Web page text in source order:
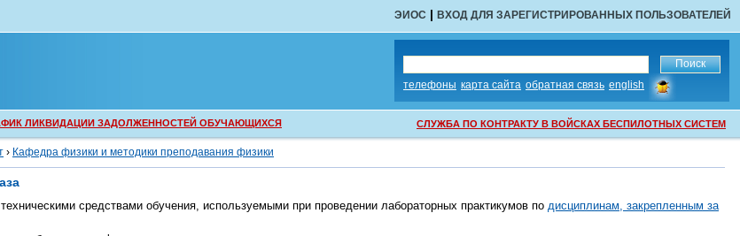
ЭИОС | ВХОД ДЛЯ ЗАРЕГИСТРИРОВАННЫХ ПОЛЬЗОВАТЕЛЕЙ
телефоны карта сайта обратная связь english
сообщить
об
ошибке
СЛУЖБА ПО КОНТРАКТУ В ВОЙСКАХ БЕСПИЛОТНЫХ СИСТЕМ
ЛИКВИДАЦИИ ЗАДОЛЖЕННОСТЕЙ ОБУЧАЮЩИХСЯ
› Кафедра физики и методики преподавания физики
средствами обучения, используемыми при проведении лабораторных практикумов по дисциплинам, закрепленным за